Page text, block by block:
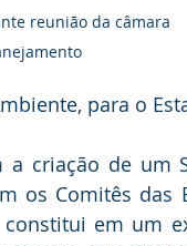
reunião da câmara
para o
a criação de um
os Comitês das
constitui em um